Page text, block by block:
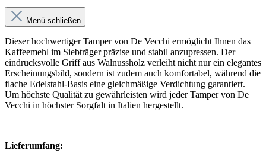
Menü schließen
Dieser hochwertiger Tamper von De Vecchi ermöglicht Ihnen das
Kaffeemehl im Siebträger präzise und stabil anzupressen. Der
eindrucksvolle Griff aus Walnussholz verleiht nicht nur ein elegantes
Erscheinungsbild, sondern ist zudem auch komfortabel, während die
flache Edelstahl-Basis eine gleichmäßige Verdichtung garantiert.
Um höchste Qualität zu gewährleisten wird jeder Tamper von De
Vecchi in höchster Sorgfalt in Italien hergestellt.
Lieferumfang: